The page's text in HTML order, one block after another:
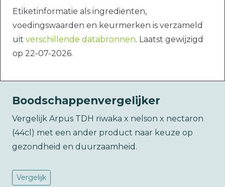
Etiketinformatie als ingrediënten,
voedingswaarden en keurmerken is verzameld
uit verschillende databronnen. Laatst gewijzigd
op 22-07-2026.
Boodschappenvergelijker
Vergelijk Arpus TDH riwaka x nelson x nectaron
(44cl) met een ander product naar keuze op
gezondheid en duurzaamheid.
Vergelijk